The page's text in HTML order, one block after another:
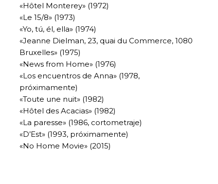
«Hôtel Monterey» (1972)
«Le 15/8» (1973)
«Yo, tú, él, ella» (1974)
«Jeanne Dielman, 23, quai du Commerce, 1080
Bruxelles» (1975)
«News from Home» (1976)
«Los encuentros de Anna» (1978,
próximamente)
«Toute une nuit» (1982)
«Hôtel des Acacias» (1982)
«La paresse» (1986, cortometraje)
«D’Est» (1993, próximamente)
«No Home Movie» (2015)